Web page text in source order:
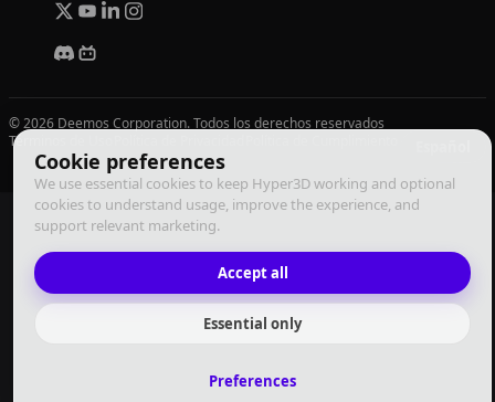
Cookie preferences
We use essential cookies to keep Hyper3D working and optional
cookies to understand usage, improve the experience, and
support relevant marketing.
Accept all
Essential only
Preferences
© 2026 Deemos Corporation. Todos los derechos reservados
Términos de Uso